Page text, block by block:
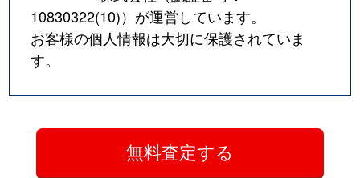
10830322(10)）が運営しています。
お客様の個人情報は大切に保護されていま
す。